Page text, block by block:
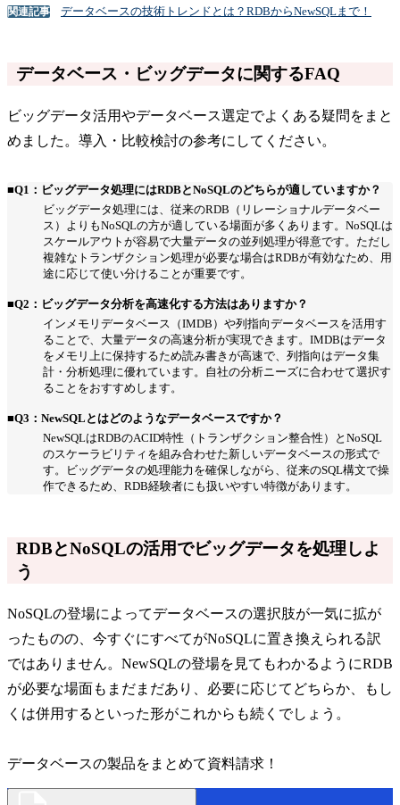
関連記事 データベースの技術トレンドとは？RDBからNewSQLまで！
データベース・ビッグデータに関するFAQ
ビッグデータ活用やデータベース選定でよくある疑問をまと
めました。導入・比較検討の参考にしてください。
■Q1：ビッグデータ処理にはRDBとNoSQLのどちらが適していますか？
ビッグデータ処理には、従来のRDB（リレーショナルデータベー
ス）よりもNoSQLの方が適している場面が多くあります。NoSQLは
スケールアウトが容易で大量データの並列処理が得意です。ただし
複雑なトランザクション処理が必要な場合はRDBが有効なため、用
途に応じて使い分けることが重要です。
■Q2：ビッグデータ分析を高速化する方法はありますか？
インメモリデータベース（IMDB）や列指向データベースを活用す
ることで、大量データの高速分析が実現できます。IMDBはデータ
をメモリ上に保持するため読み書きが高速で、列指向はデータ集
計・分析処理に優れています。自社の分析ニーズに合わせて選択す
ることをおすすめします。
■Q3：NewSQLとはどのようなデータベースですか？
NewSQLはRDBのACID特性（トランザクション整合性）とNoSQL
のスケーラビリティを組み合わせた新しいデータベースの形式で
す。ビッグデータの処理能力を確保しながら、従来のSQL構文で操
作できるため、RDB経験者にも扱いやすい特徴があります。
RDBとNoSQLの活用でビッグデータを処理しよ
う
NoSQLの登場によってデータベースの選択肢が一気に拡が
ったものの、今すぐにすべてがNoSQLに置き換えられる訳
ではありません。NewSQLの登場を見てもわかるようにRDB
が必要な場面もまだまだあり、必要に応じてどちらか、もし
くは併用するといった形がこれからも続くでしょう。
データベースの製品をまとめて資料請求！